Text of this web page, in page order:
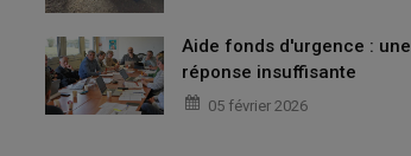
Aide fonds d'urgence : une
réponse insuffisante
05 février 2026